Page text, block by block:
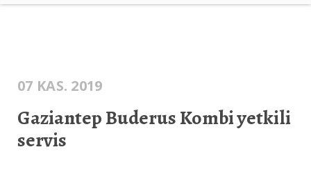
07 KAS. 2019
Gaziantep Buderus Kombi yetkili
servis